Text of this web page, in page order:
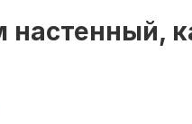
настенный,